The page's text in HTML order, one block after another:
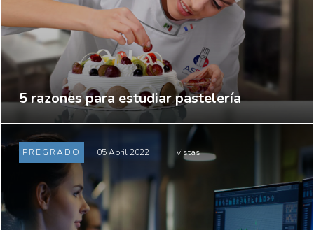
5 razones para estudiar pastelería
PREGRADO 05 Abril 2022 | vistas